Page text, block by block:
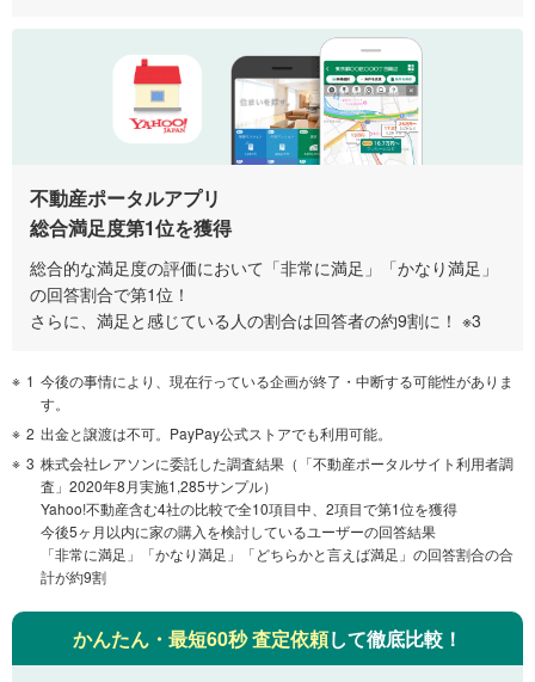
不動産ポータルアプリ
総合満足度第1位を獲得
総合的な満足度の評価において「非常に満足」「かなり満足」
の回答割合で第1位！
さらに、満足と感じている人の割合は回答者の約9割に！ ※3
1 今後の事情により、現在行っている企画が終了・中断する可能性がありま
す。
2 出金と譲渡は不可。PayPay公式ストアでも利用可能。
3 株式会社レアソンに委託した調査結果（「不動産ポータルサイト利用者調
査」2020年8月実施1,285サンプル）
Yahoo!不動産含む4社の比較で全10項目中、2項目で第1位を獲得
今後5ヶ月以内に家の購入を検討しているユーザーの回答結果
「非常に満足」「かなり満足」「どちらかと言えば満足」の回答割合の合
計が約9割
かんたん・最短60秒 査定依頼して徹底比較！